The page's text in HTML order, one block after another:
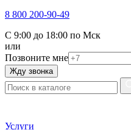
8 800 200-90-49
С 9:00 до 18:00 по Мск
или
Позвоните мне
Жду звонка
Услуги